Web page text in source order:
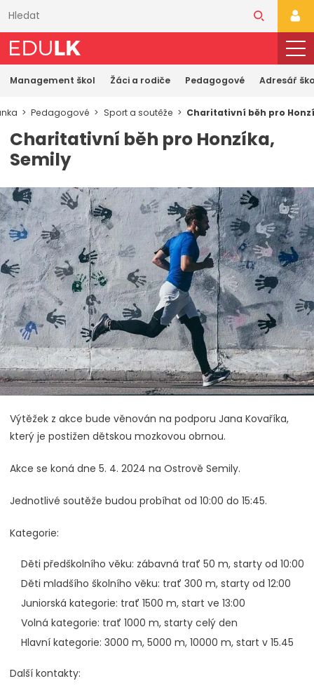
obsahu
Management škol Žáci a rodiče Pedagogové Adresář
Pedagogové Sport a soutěže Charitativní běh pro
Charitativní běh pro Honzíka,
Semily
Výtěžek z akce bude věnován na podporu Jana Kovaříka,
který je postižen dětskou mozkovou obrnou.
Akce se koná dne 5. 4. 2024 na Ostrově Semily.
Jednotlivé soutěže budou probíhat od 10:00 do 15:45.
Kategorie:
Děti předškolního věku: zábavná trať 50 m, starty od 10:00
Děti mladšího školního věku: trať 300 m, starty od 12:00
Juniorská kategorie: trať 1500 m, start ve 13:00
Volná kategorie: trať 1000 m, starty celý den
Hlavní kategorie: 3000 m, 5000 m, 10000 m, start v 15.45
Další kontakty: